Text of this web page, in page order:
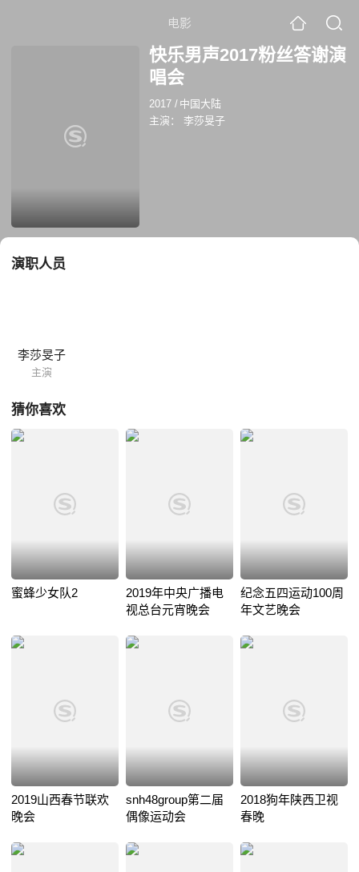
电影
快乐男声2017粉丝答谢演
唱会
2017 / 中国大陆
主演：
李莎旻子
演职人员
李莎旻子
主演
猜你喜欢
蜜蜂少女队2
2019年中央广播电
视总台元宵晚会
纪念五四运动100周
年文艺晚会
2019山西春节联欢
晚会
snh48group第二届
偶像运动会
2018狗年陕西卫视
春晚